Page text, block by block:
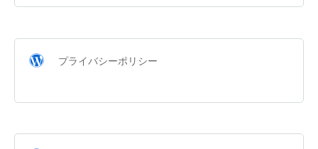
プライバシーポリシー